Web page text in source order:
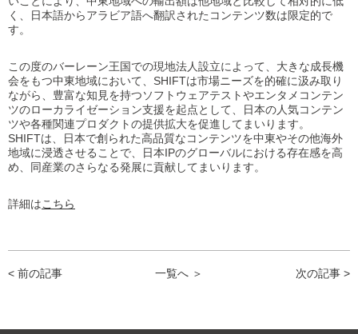
く、日本語からアラビア語へ翻訳されたコンテンツ数は限定的で
す。
この度のバーレーン王国での現地法人設立によって、大きな成長機
会をもつ中東地域において、SHIFTは市場ニーズを的確に汲み取り
ながら、豊富な知見を持つソフトウェアテストやエンタメコンテン
ツのローカライゼーション支援を起点として、日本の人気コンテン
ツや各種関連プロダクトの提供拡大を促進してまいります。
SHIFTは、日本で創られた高品質なコンテンツを中東やその他海外
地域に浸透させることで、日本IPのグローバルにおける存在感を高
め、同産業のさらなる発展に貢献してまいります。
詳細はこちら
< 前の記事 一覧へ ＞ 次の記事 >